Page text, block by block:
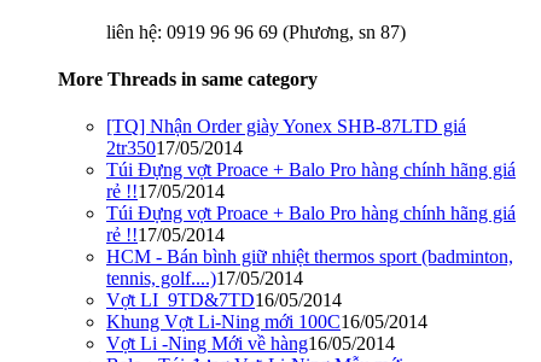
liên hệ: 0919 96 96 69 (Phương, sn 87)
More Threads in same category
[TQ] Nhận Order giày Yonex SHB-87LTD giá
2tr35017/05/2014
Túi Đựng vợt Proace + Balo Pro hàng chính hãng giá
rẻ !!17/05/2014
Túi Đựng vợt Proace + Balo Pro hàng chính hãng giá
rẻ !!17/05/2014
HCM - Bán bình giữ nhiệt thermos sport (badminton,
tennis, golf....)17/05/2014
Vợt LI_9TD&7TD16/05/2014
Khung Vợt Li-Ning mới 100C16/05/2014
Vợt Li -Ning Mới về hàng16/05/2014